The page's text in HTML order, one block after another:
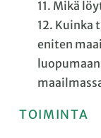
11. Mikä
12. Kuinka
eniten
TOIMINTA